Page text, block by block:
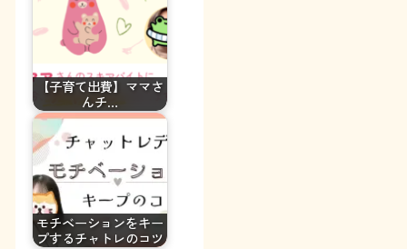
【子育て出費】ママさ
んチ…
モチベーションをキー
プするチャトレのコツ